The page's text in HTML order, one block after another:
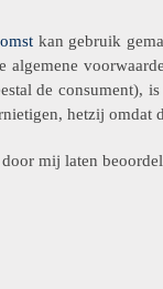
kan gebruik
algemene
de consument),
hetzij
mij laten